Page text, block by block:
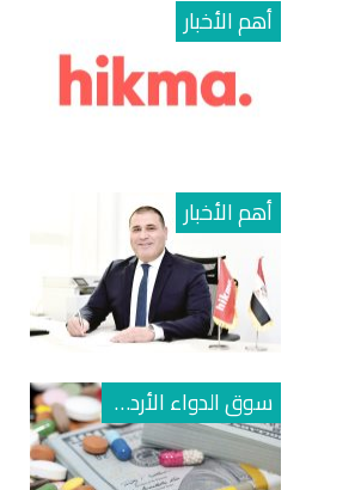
أهم الأخبار
أهم الأخبار
سوق الدواء الأردني